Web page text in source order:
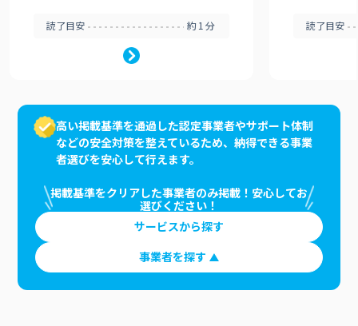
読了目安 約1分 読了目安
高い掲載基準を通過した認定事業者やサポート体制
などの安全対策を整えているため、納得できる事業
者選びを安心して行えます。
掲載基準をクリアした事業者のみ掲載！安心してお
選びください！
サービスから探す
事業者を探す